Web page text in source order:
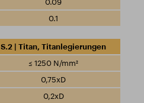
0.1
S.2 | Titan, Titanlegierungen
≤ 1250 N/mm²
0,75xD
0,2xD